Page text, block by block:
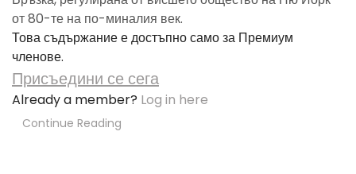
от 80-те на по-миналия век.
Това съдържание е достъпно само за Премиум
членове.
Присъедини се сега
Already a member? Log in here
Continue Reading